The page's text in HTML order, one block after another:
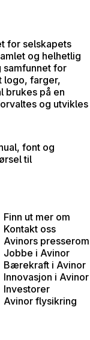
for selskapets
og helhetlig
samfunnet for
logo, farger,
brukes på en
og utvikles
font og
til
Finn ut mer om
Kontakt oss
Avinors presserom
Jobbe i Avinor
Bærekraft i Avinor
Innovasjon i Avinor
Investorer
Avinor flysikring